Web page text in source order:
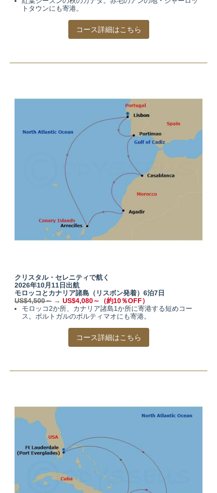
トタウンにも寄港。
コース詳細はこちら
クリスタル・セレニティで航く
2026年10月11日出航
モロッコとカナリア諸島 （リスボン発着）6泊7日
US$4,500～ → US$4,080～（約10％OFF）
モロッコ2か所、カナリア諸島1か所に寄港する短めコー
ス。ポルトガルのポルティマオにも寄港。
コース詳細はこちら